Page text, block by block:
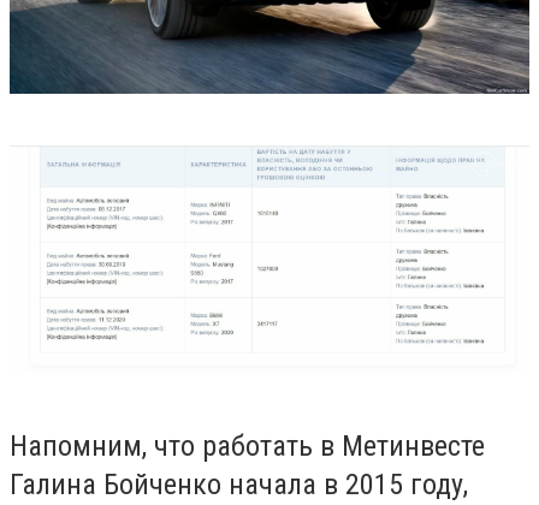
Напомним, что работать в Метинвесте
Галина Бойченко начала в 2015 году,